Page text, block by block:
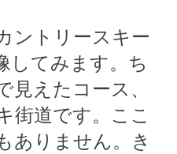
ントリースキー
してみます。ち
見えたコース、
街道です。ここ
ありません。き